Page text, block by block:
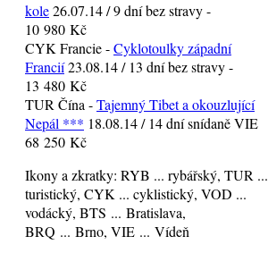
kole26.07.14 / 9 dní bez stravy -
10 980 Kč
CYK Francie -Cyklotoulky západní
Francií23.08.14 / 13 dní bez stravy -
13 480 Kč
TUR Čína -Tajemný Tibet a okouzlující
Nepál *** 18.08.14 / 14 dní snídaně VIE
68 250 Kč
Ikony a zkratky: RYB ... rybářský, TUR ...
turistický, CYK ... cyklistický, VOD ...
vodácký, BTS ... Bratislava,
BRQ ... Brno, VIE ... Vídeň